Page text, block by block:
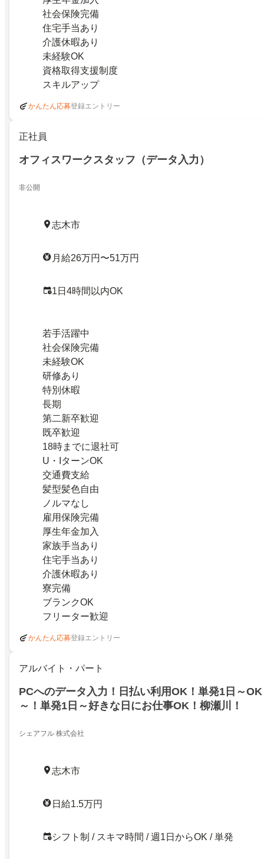
社会保険完備
住宅手当あり
介護休暇あり
未経験OK
資格取得支援制度
スキルアップ
かんたん応募登録エントリー
正社員
オフィスワークスタッフ（データ入力）
非公開
志木市
月給26万円〜51万円
1日4時間以内OK
若手活躍中
社会保険完備
未経験OK
研修あり
特別休暇
長期
第二新卒歓迎
既卒歓迎
18時までに退社可
U・IターンOK
交通費支給
髪型髪色自由
ノルマなし
雇用保険完備
厚生年金加入
家族手当あり
住宅手当あり
介護休暇あり
寮完備
ブランクOK
フリーター歓迎
かんたん応募登録エントリー
アルバイト・パート
PCへのデータ入力！日払い利用OK！単発1日～
～！単発1日～好きな日にお仕事OK！柳瀬川！
シェアフル 株式会社
志木市
日給1.5万円
シフト制 / スキマ時間 / 週1日からOK / 単発